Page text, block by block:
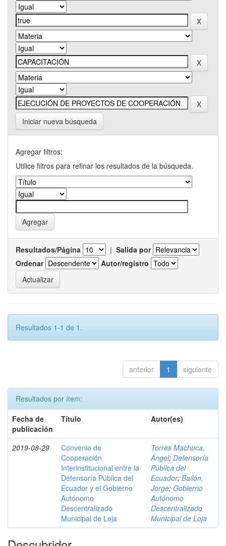
Iniciar nueva búsqueda
Agregar filtros:
Utilice filtros para refinar los resultados de la búsqueda.
Resultados/Página | Salida por
Ordenar
Autor/registro
Resultados 1-1 de 1.
anterior 1 siguiente
Resultados por ítem:
Fecha de
publicación
Título Autor(es)
2019-08-29
Convenio de
Cooperación
Interinstitucional entre la
Defensoría Pública del
Ecuador y el Gobierno
Autónomo
Descentralizado
Municipal de Loja
Torres Machuca,
Ángel; Defensoría
Pública del
Ecuador; Bailón,
Jorge; Gobierno
Autónomo
Descentralizado
Municipal de Loja